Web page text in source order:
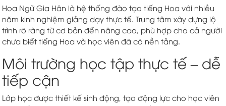
Hoa Ngữ Gia Hân là hệ thống đào tạo tiếng Hoa với nhiều
năm kinh nghiệm giảng dạy thực tế. Trung tâm xây dựng lộ
trình rõ ràng từ cơ bản đến nâng cao, phù hợp cho cả người
chưa biết tiếng Hoa và học viên đã có nền tảng.
Môi trường học tập thực tế – dễ
tiếp cận
Lớp học được thiết kế sinh động, tạo động lực cho học viên